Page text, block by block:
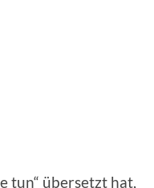
tun“ übersetzt hat,